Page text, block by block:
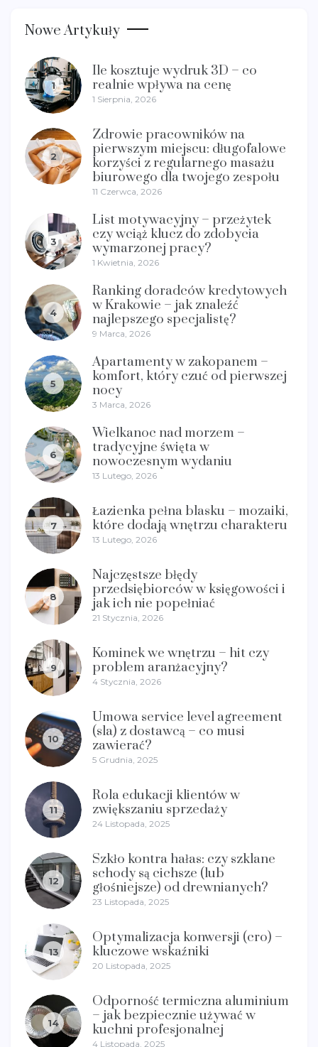
Nowe Artykuły
1
Ile kosztuje wydruk 3D – co
realnie wpływa na cenę
1 Sierpnia, 2026
2
Zdrowie pracowników na
pierwszym miejscu: długofalowe
korzyści z regularnego masażu
biurowego dla twojego zespołu
11 Czerwca, 2026
3
List motywacyjny – przeżytek
czy wciąż klucz do zdobycia
wymarzonej pracy?
1 Kwietnia, 2026
4
Ranking doradców kredytowych
w Krakowie – jak znaleźć
najlepszego specjalistę?
9 Marca, 2026
5
Apartamenty w zakopanem –
komfort, który czuć od pierwszej
nocy
3 Marca, 2026
6
Wielkanoc nad morzem –
tradycyjne święta w
nowoczesnym wydaniu
13 Lutego, 2026
7
Łazienka pełna blasku – mozaiki,
które dodają wnętrzu charakteru
13 Lutego, 2026
8
Najczęstsze błędy
przedsiębiorców w księgowości i
jak ich nie popełniać
21 Stycznia, 2026
9
Kominek we wnętrzu – hit czy
problem aranżacyjny?
4 Stycznia, 2026
10
Umowa service level agreement
(sla) z dostawcą – co musi
zawierać?
5 Grudnia, 2025
11
Rola edukacji klientów w
zwiększaniu sprzedaży
24 Listopada, 2025
12
Szkło kontra hałas: czy szklane
schody są cichsze (lub
głośniejsze) od drewnianych?
23 Listopada, 2025
13
Optymalizacja konwersji (cro) –
kluczowe wskaźniki
20 Listopada, 2025
14
Odporność termiczna aluminium
– jak bezpiecznie używać w
kuchni profesjonalnej
4 Listopada, 2025